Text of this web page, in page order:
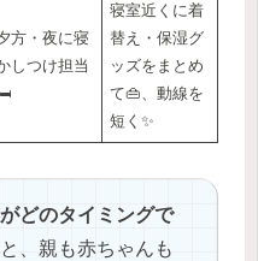
方・夜に寝
しつけ担当
寝室近くに着
替え・保湿グ
ッズをまとめ
て👜、動線を
短く✨
どのタイミングで
、親も赤ちゃんも